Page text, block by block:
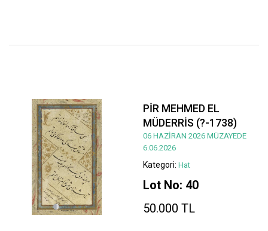
PİR MEHMED EL
MÜDERRİS (?-1738)
06 HAZİRAN 2026 MÜZAYEDE
6.06.2026
Kategori: Hat
Lot No: 40
50.000 TL